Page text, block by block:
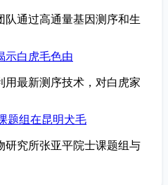
队通过高通量基因测序和生
示白虎毛色由
用最新测序技术，对白虎家
题组在昆明犬毛
研究所张亚平院士课题组与